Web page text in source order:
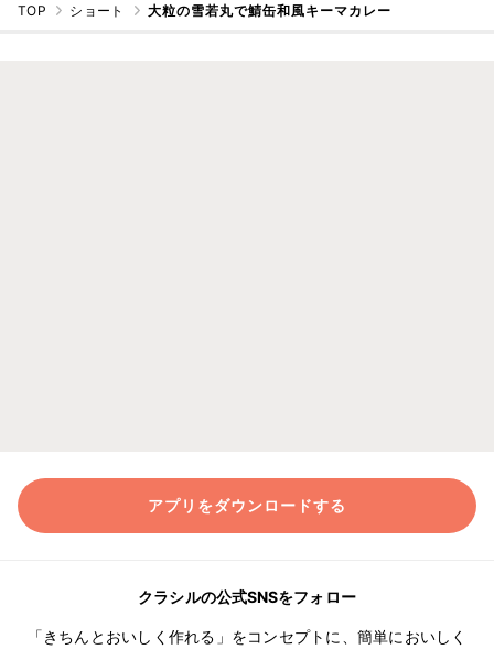
TOP ショート 大粒の雪若丸で鯖缶和風キーマカレー
アプリをダウンロードする
クラシルの公式SNSをフォロー
「きちんとおいしく作れる」をコンセプトに、簡単においしく